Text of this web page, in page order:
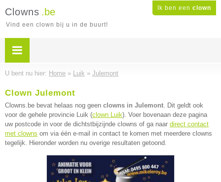
Ik ben een clown
Clowns .be
Vind een clown bij u in de buurt!
U bent nu hier: Home » Luik » Julemont
Clown Julemont
Clowns.be bevat helaas nog geen clowns in Julemont. Dit geldt ook
voor de gehele provincie Luik (clown Luik). Voer bovenaan deze pagina
uw postcode in voor de dichtstbijzijnde clowns of ga naar direct contact
met clowns om via één e-mail in contact te komen met meerdere clowns
tegelijk. Hieronder worden nu overige resultaten getoond.